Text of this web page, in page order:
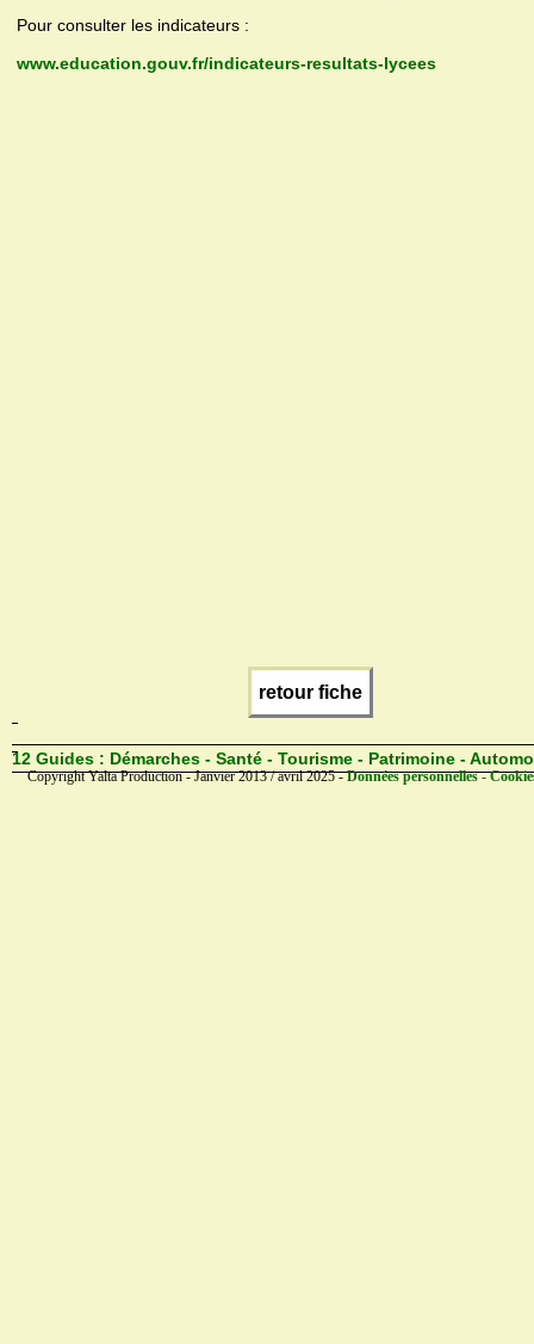
Pour consulter les indicateurs :
www.education.gouv.fr/indicateurs-resultats-lycees
retour fiche
12 Guides : Démarches - Santé - Tourisme - Patrimoine -
Copyright Yalta Production - Janvier 2013 / avril 2025 -Données personnelles -